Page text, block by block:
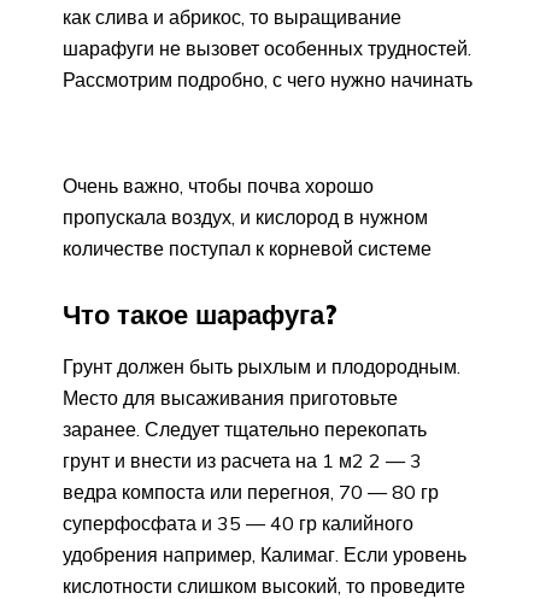
как слива и абрикос, то выращивание
шарафуги не вызовет особенных трудностей.
Рассмотрим подробно, с чего нужно начинать
Очень важно, чтобы почва хорошо
пропускала воздух, и кислород в нужном
количестве поступал к корневой системе
Что такое шарафуга?
Грунт должен быть рыхлым и плодородным.
Место для высаживания приготовьте
заранее. Следует тщательно перекопать
грунт и внести из расчета на 1 м2 2 — 3
ведра компоста или перегноя, 70 — 80 гр
суперфосфата и 35 — 40 гр калийного
удобрения например, Калимаг. Если уровень
кислотности слишком высокий, то проведите